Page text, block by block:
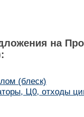
на
(блеск)
Ц0, отходы